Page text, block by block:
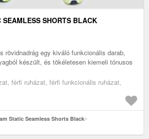
SEAMLESS SHORTS BLACK
rövidnadrág egy kiváló funkcionális darab,
készült, és tökéletesen kiemeli tónusos
férfi ruházat, férfi funkcionális ruházat,
Static Seamless Shorts Black